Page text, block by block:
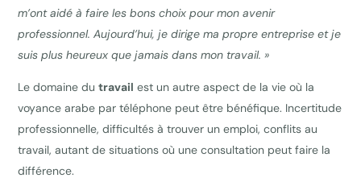
m’ont aidé à faire les bons choix pour mon avenir
professionnel. Aujourd’hui, je dirige ma propre entreprise et je
suis plus heureux que jamais dans mon travail. »
Le domaine dutravail est un autre aspect de la vie où la
voyance arabe par téléphone peut être bénéfique. Incertitude
professionnelle, difficultés à trouver un emploi, conflits au
travail, autant de situations où une consultation peut faire la
différence.